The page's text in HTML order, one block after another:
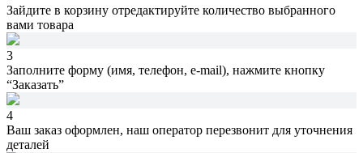
Зайдите в корзину отредактируйте количество выбранного
вами товара
3
Заполните форму (имя, телефон, e-mail), нажмите кнопку
“Заказать”
4
Ваш заказ оформлен, наш оператор перезвонит для уточнения
деталей